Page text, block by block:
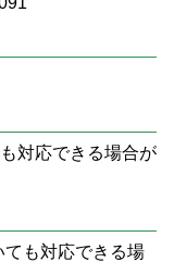
対応できる場合が
も対応できる場